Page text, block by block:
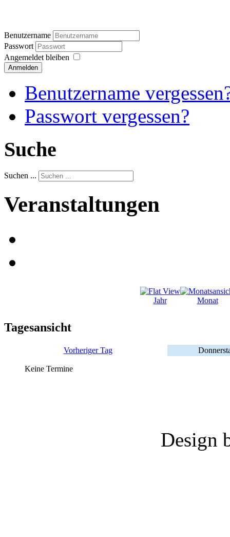
Benutzername
Passwort
Angemeldet bleiben
Anmelden
Benutzername
Passwort vergessen?
Suche
Suchen ...
Veranstaltungen
Jahr Monat
Tagesansicht
Vorheriger Tag
Keine Termine
Design